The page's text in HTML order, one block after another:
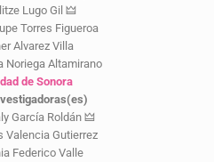
Lugo Gil 🜲
Torres Figueroa
Alvarez Villa
Noriega Altamirano
de Sonora
García Roldán 🜲
Valencia Gutierrez
Federico Valle